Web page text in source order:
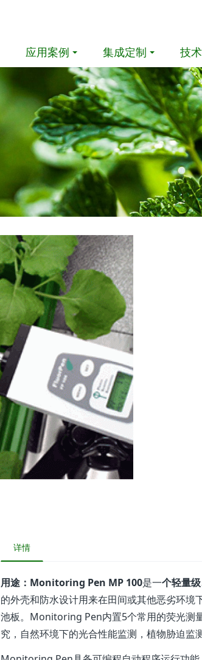
应用案例 集成定制 技
详情
用途：Monitoring Pen MP 100是一个轻量
的外壳和防水设计用来在田间或其他恶劣环
池板。Monitoring Pen内置5个常用的荧光测
究，自然环境下的光合性能监测，植物胁迫监